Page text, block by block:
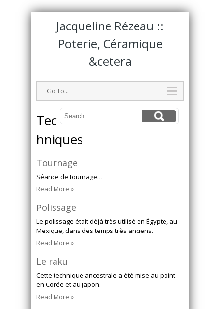
Jacqueline Rézeau ::
Poterie, Céramique
&cetera
Go To...
Tec
hniques
Tournage
Séance de tournage…
Read More »
Polissage
Le polissage était déjà très utilisé en Égypte, au
Mexique, dans des temps très anciens.
Read More »
Le raku
Cette technique ancestrale a été mise au point
en Corée et au Japon.
Read More »